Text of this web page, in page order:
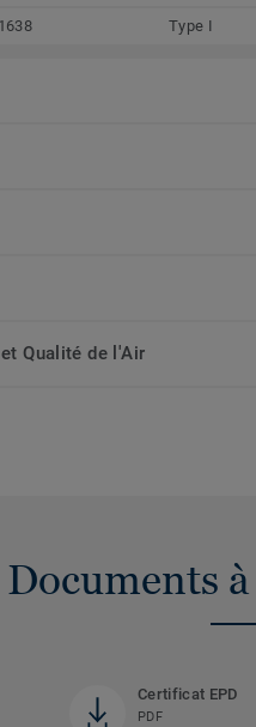
Type I
Qualité de l'Air
Documents
Certificat EPD
PDF